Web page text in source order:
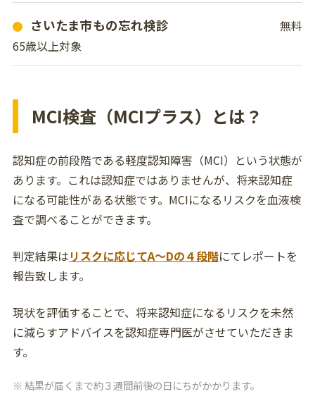
さいたま市もの忘れ検診
無料
65歳以上対象
MCI検査（MCIプラス）とは？
認知症の前段階である軽度認知障害（MCI）という状態が
あります。これは認知症ではありませんが、将来認知症
になる可能性がある状態です。MCIになるリスクを血液検
査で調べることができます。
判定結果はリスクに応じてA～Dの４段階にてレポートを
報告致します。
現状を評価することで、将来認知症になるリスクを未然
に減らすアドバイスを認知症専門医がさせていただきま
す。
結果が届くまで約３週間前後の日にちがかかります。